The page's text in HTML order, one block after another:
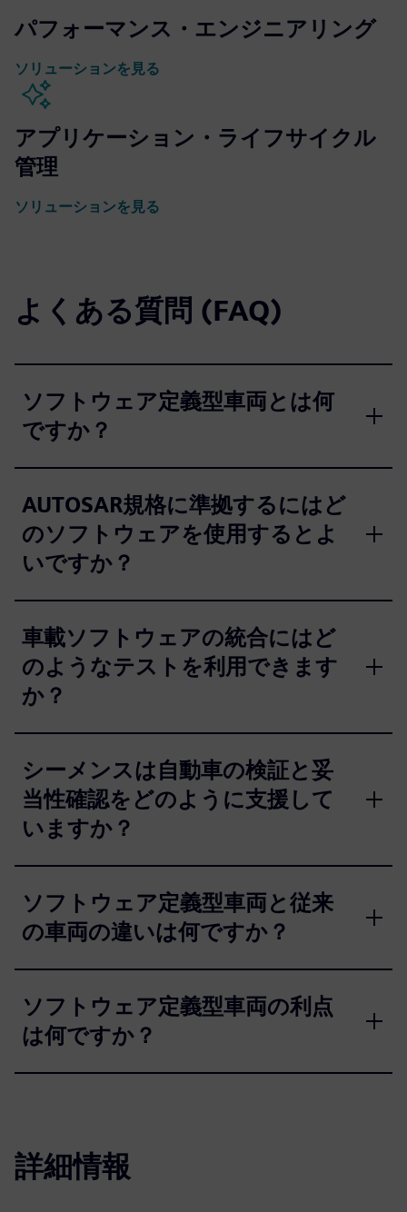
パフォーマンス・エンジニアリング
ソリューションを見る
アプリケーション・ライフサイクル
管理
ソリューションを見る
よくある質問 (FAQ)
ソフトウェア定義型車両とは何
ですか？
AUTOSAR規格に準拠するにはど
のソフトウェアを使用するとよ
いですか？
車載ソフトウェアの統合にはど
のようなテストを利用できます
か？
シーメンスは自動車の検証と妥
当性確認をどのように支援して
いますか？
ソフトウェア定義型車両と従来
の車両の違いは何ですか？
ソフトウェア定義型車両の利点
は何ですか？
詳細情報